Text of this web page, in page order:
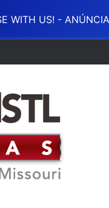
WITH US! -